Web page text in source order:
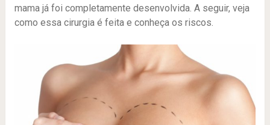
mama já foi completamente desenvolvida. A seguir, veja
como essa cirurgia é feita e conheça os riscos.